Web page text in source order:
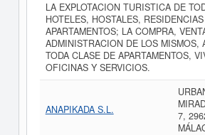
LA EXPLOTACION TURISTICA DE
HOTELES, HOSTALES,
APARTAMENTOS; LA COMPRA,
ADMINISTRACION DE LOS MISMOS,
TODA CLASE DE APARTAMENTOS,
OFICINAS Y SERVICIOS.
ANAPIKADA S.L.
7,